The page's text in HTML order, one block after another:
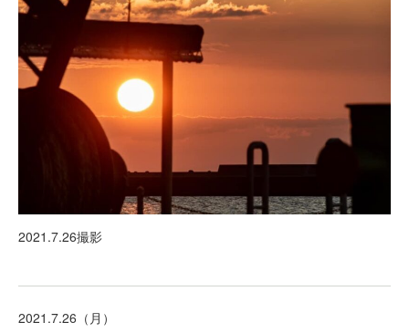
2021.7.26撮影
2021.7.26（月）